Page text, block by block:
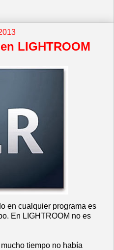
LIGHTROOM
en cualquier programa es
En LIGHTROOM no es
tiempo no había